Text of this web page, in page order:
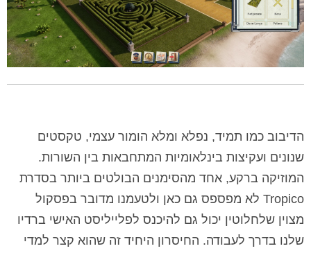
הדיבוב כמו תמיד, נפלא ומלא הומור עצמי, טקסטים
שנונים ועקיצות בינלאומיות המתחבאות בין השורות.
המוזיקה ברקע, אחד מהסימנים הבולטים ביותר בסדרת
Tropico לא מפספס גם כאן ולטעמנו מדובר בפסקול
מצוין שלחלוטין יכול גם להיכנס לפלייליסט האישי ברדיו
שלנו בדרך לעבודה. החיסרון היחיד זה שהוא קצר למדי